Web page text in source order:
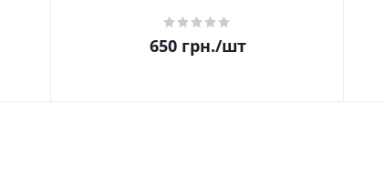
650грн./шт